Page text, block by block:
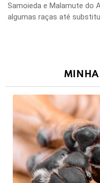
Samoieda e Malamute do
algumas raças até